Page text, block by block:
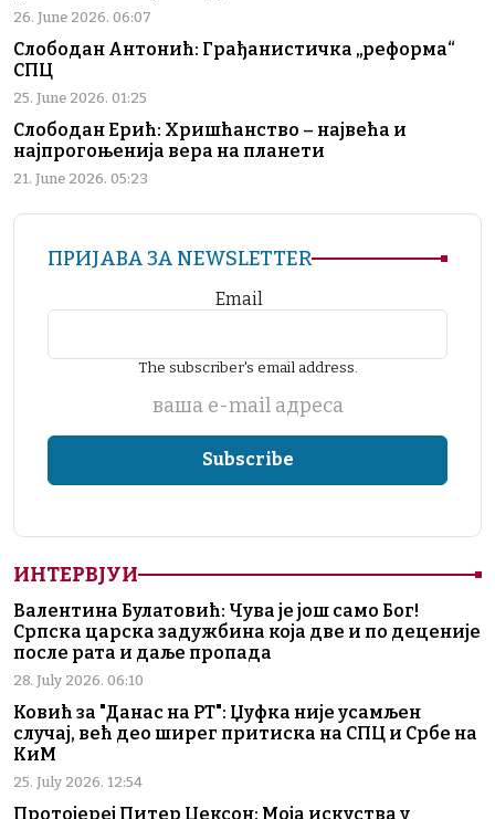
26. June 2026. 06:07
Слободан Антонић: Грађанистичка „реформа“
СПЦ
25. June 2026. 01:25
Слободан Ерић: Хришћанство – највећа и
најпрогоњенија вера на планети
21. June 2026. 05:23
ПРИЈАВА ЗА NEWSLETTER
Email
The subscriber's email address.
ваша е-mail адреса
ИНТЕРВЈУИ
Валентина Булатовић: Чува је још само Бог!
Српска царска задужбина која две и по деценије
после рата и даље пропада
28. July 2026. 06:10
Ковић за "Данас на РТ": Џуфка није усамљен
случај, већ део ширег притиска на СПЦ и Србе на
КиМ
25. July 2026. 12:54
Протојереј Питер Џексон: Моја искуства у